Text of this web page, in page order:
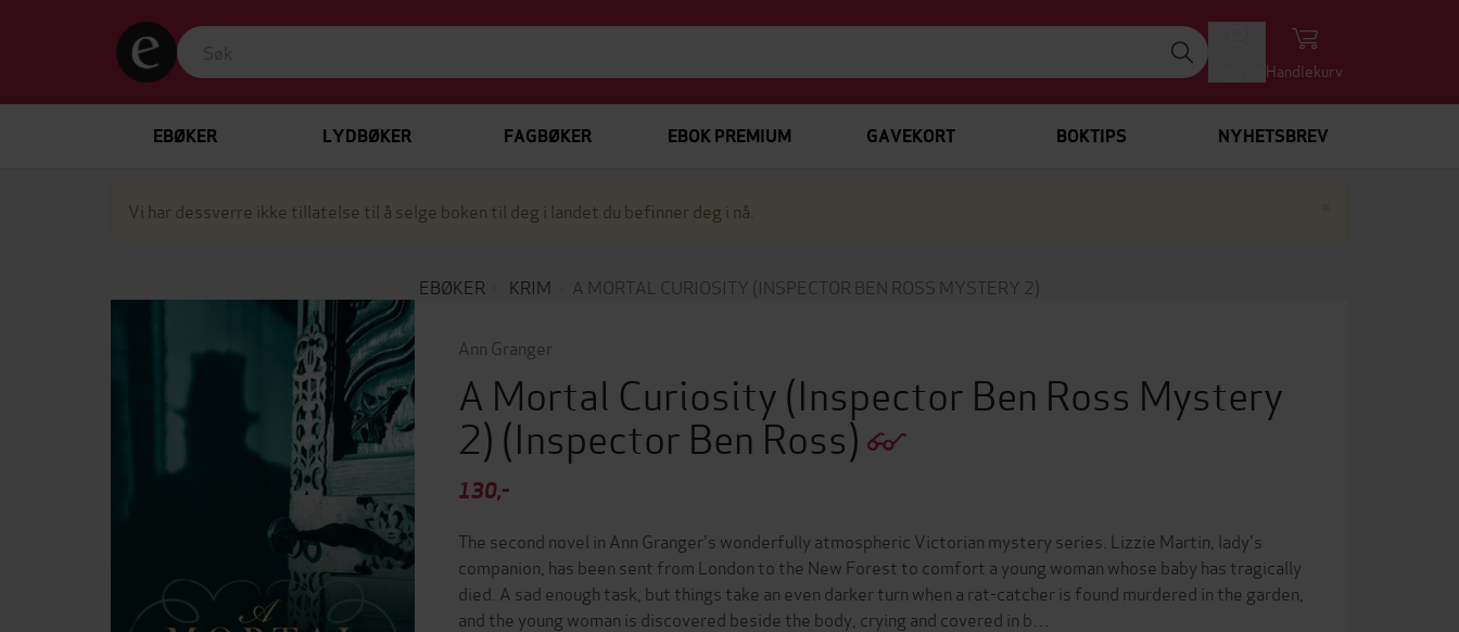
Handlekurv
EBØKER LYDBØKER FAGBØKER EBOK PREMIUM GAVEKORT BOKTIPS NYHETSBREV
Vi har dessverre ikke tillatelse til å selge boken til deg i landet du befinner deg i nå.
EBØKER KRIM A MORTAL CURIOSITY (INSPECTOR BEN ROSS MYSTERY 2)
Ann Granger
A Mortal Curiosity (Inspector Ben Ross Mystery
2) (Inspector Ben Ross)
130,-
The second novel in Ann Granger's wonderfully atmospheric Victorian mystery series. Lizzie Martin, lady's
companion, has been sent from London to the New Forest to comfort a young woman whose baby has tragically
died. A sad enough task, but things take an even darker turn when a rat-catcher is found murdered in the garden,
and the young woman is discovered beside the body, crying and covered in b…